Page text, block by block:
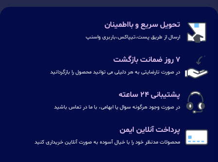
تحویل سریع و بااطمینان
ارسال از طریق پست،تیپاکس،باربری واسنپ
۷ روز ضمانت بازگشت
در صورت نارضایتی به هر دلیلی می توانید محصول را بازگردانید
پشتیبانی ۲۴ ساعته
در صورت وجود هرگونه سوال یا ابهامی، با ما در تماس باشید
پرداخت آنلاین ایمن
محصولات مدنظر خود را با خیال آسوده به صورت آنلاین خریداری کنید